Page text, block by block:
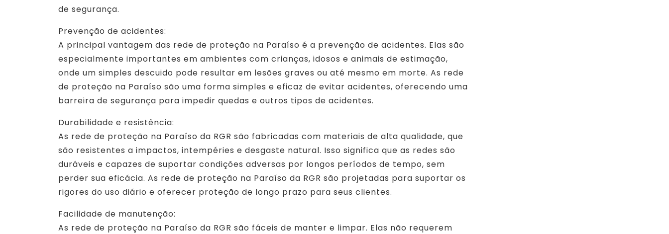
de segurança.
Prevenção de acidentes:
A principal vantagem das rede de proteção na Paraíso é a prevenção de acidentes. Elas são
especialmente importantes em ambientes com crianças, idosos e animais de estimação,
onde um simples descuido pode resultar em lesões graves ou até mesmo em morte. As rede
de proteção na Paraíso são uma forma simples e eficaz de evitar acidentes, oferecendo uma
barreira de segurança para impedir quedas e outros tipos de acidentes.
Durabilidade e resistência:
As rede de proteção na Paraíso da RGR são fabricadas com materiais de alta qualidade, que
são resistentes a impactos, intempéries e desgaste natural. Isso significa que as redes são
duráveis e capazes de suportar condições adversas por longos períodos de tempo, sem
perder sua eficácia. As rede de proteção na Paraíso da RGR são projetadas para suportar os
rigores do uso diário e oferecer proteção de longo prazo para seus clientes.
Facilidade de manutenção:
As rede de proteção na Paraíso da RGR são fáceis de manter e limpar. Elas não requerem